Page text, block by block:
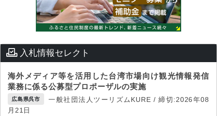
入札情報セレクト
海外メディア等を活用した台湾市場向け観光情報発信
業務に係る公募型プロポーザルの実施
広島県呉市
一般社団法人ツーリズムKURE / 締切:2026年08
月21日